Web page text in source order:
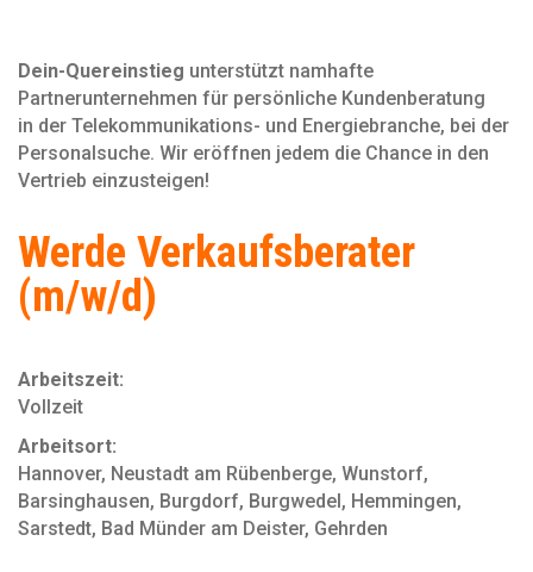
Dein-Quereinstieg unterstützt namhafte
Partnerunternehmen für persönliche Kundenberatung
in der Telekommunikations- und Energiebranche, bei der
Personal­suche. Wir eröffnen jedem die Chance in den
Vertrieb einzusteigen!
Werde Verkaufsberater
(m/w/d)
Arbeitszeit:
Vollzeit
Arbeitsort:
Hannover, Neustadt am Rübenberge, Wunstorf,
Barsinghausen, Burgdorf, Burgwedel, Hemmingen,
Sarstedt, Bad Münder am Deister, Gehrden